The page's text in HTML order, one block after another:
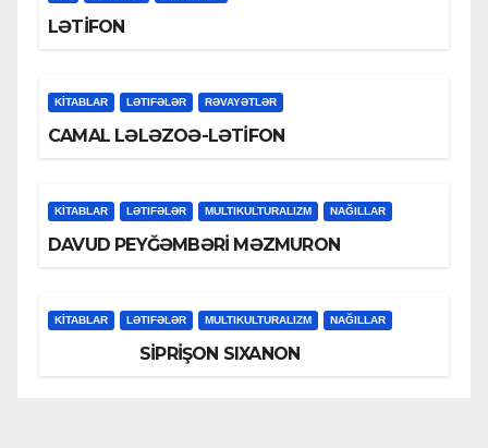
LƏTİFON
KİTABLAR LƏTIFƏLƏR RƏVAYƏTLƏR
CAMAL LƏLƏZOƏ-LƏTİFON
KİTABLAR LƏTIFƏLƏR MULTIKULTURALIZM NAĞILLAR
DAVUD PEYĞƏMBƏRİ MƏZMURON
KİTABLAR LƏTIFƏLƏR MULTIKULTURALIZM NAĞILLAR
SİPRİŞON SIXANON